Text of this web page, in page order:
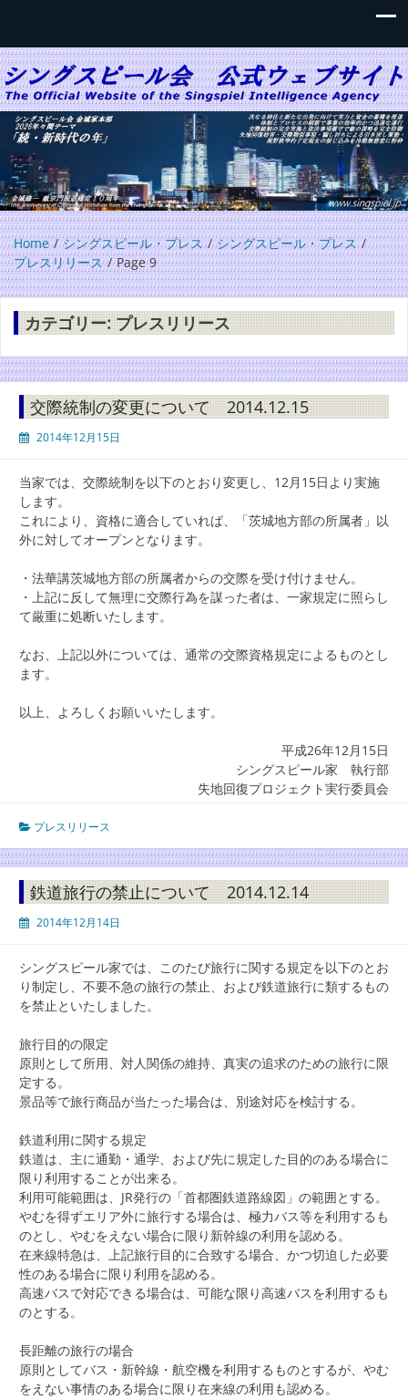
シングスピール会 公式ウェブサイ
ト
シングスピール会の公式な広報サイト
Home シングスピール・プレス
シングスピール・プレス
プレスリリース
Page 9
カテゴリー:プレスリリース
交際統制の変更について 2014.12.15
2014年12月15日
当家では、交際統制を以下のとおり変更し、12月15日より実施
します。
これにより、資格に適合していれば、「茨城地方部の所属者」以
外に対してオープンとなります。
・法華講茨城地方部の所属者からの交際を受け付けません。
・上記に反して無理に交際行為を謀った者は、一家規定に照らし
て厳重に処断いたします。
なお、上記以外については、通常の交際資格規定によるものとし
ます。
以上、よろしくお願いいたします。
平成26年12月15日
シングスピール家 執行部
失地回復プロジェクト実行委員会
プレスリリース
鉄道旅行の禁止について 2014.12.14
2014年12月14日
シングスピール家では、このたび旅行に関する規定を以下のとお
り制定し、不要不急の旅行の禁止、および鉄道旅行に類するもの
を禁止といたしました。
旅行目的の限定
原則として所用、対人関係の維持、真実の追求のための旅行に限
定する。
景品等で旅行商品が当たった場合は、別途対応を検討する。
鉄道利用に関する規定
鉄道は、主に通勤・通学、および先に規定した目的のある場合に
限り利用することが出来る。
利用可能範囲は、JR発行の「首都圏鉄道路線図」の範囲とする。
やむを得ずエリア外に旅行する場合は、極力バス等を利用するも
のとし、やむをえない場合に限り新幹線の利用を認める。
在来線特急は、上記旅行目的に合致する場合、かつ切迫した必要
性のある場合に限り利用を認める。
高速バスで対応できる場合は、可能な限り高速バスを利用するも
のとする。
長距離の旅行の場合
原則としてバス・新幹線・航空機を利用するものとするが、やむ
をえない事情のある場合に限り在来線の利用も認める。